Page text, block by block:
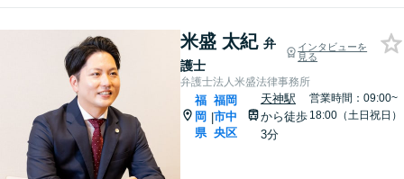
米盛 太紀 弁
護士
インタビューを
見る
弁護士法人米盛法律事務所
福
岡
県
|
福岡
市中
央区
天神駅
から徒歩
3分
営業時間：09:00~
18:00（土日祝日）